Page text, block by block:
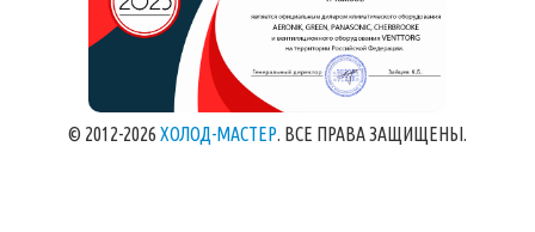
© 2012-2026 ХОЛОД-МАСТЕР . ВСЕ ПРАВА ЗАЩИЩЕНЫ.